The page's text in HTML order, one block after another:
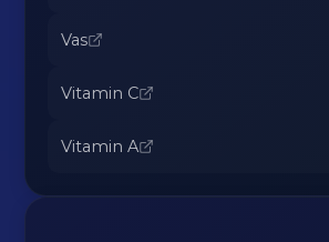
Vas
Vitamin C
Vitamin A